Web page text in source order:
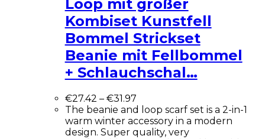
Loop mit großer
Kombiset Kunstfell
Bommel Strickset
Beanie mit Fellbommel
+ Schlauchschal…
€27.42 – €31.97
The beanie and loop scarf set is a 2-in-1
warm winter accessory in a modern
design. Super quality, very